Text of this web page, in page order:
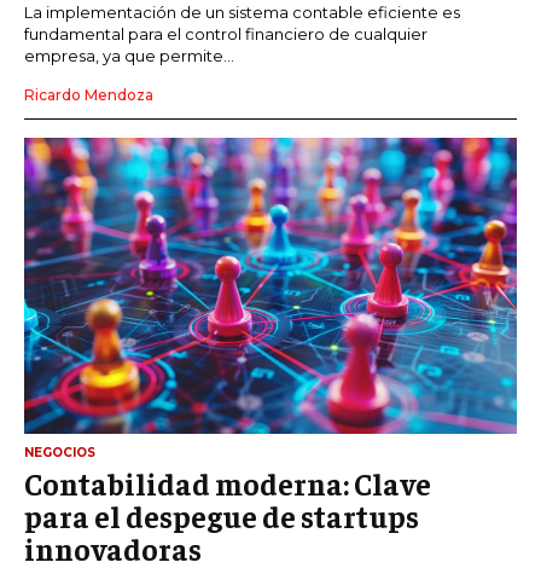
La implementación de un sistema contable eficiente es
fundamental para el control financiero de cualquier
empresa, ya que permite...
Ricardo Mendoza
NEGOCIOS
Contabilidad moderna: Clave
para el despegue de startups
innovadoras